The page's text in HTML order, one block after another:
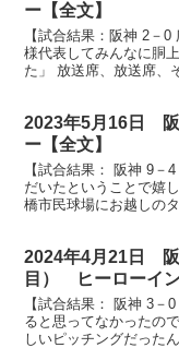
ー【全文】
【試合結果：阪神 2－
様代表してみんなに胴
た」 放送席、放送席、
2023年5月16日
ー【全文】
【試合結果： 阪神 9－
だいたということで嬉
橋市民球場にお越しの
2024年4月21日 阪
目） ヒーローイン
【試合結果： 阪神 3
ると思ってなかったの
しいピッチングだった